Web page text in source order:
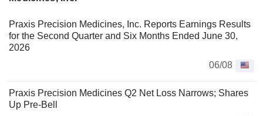
Praxis Precision Medicines, Inc. Reports Earnings Results
for the Second Quarter and Six Months Ended June 30,
2026
06/08
Praxis Precision Medicines Q2 Net Loss Narrows; Shares
Up Pre-Bell